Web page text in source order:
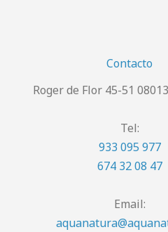
Contacto
Roger de Flor 45-51
Tel:
933 095 977
674 32 08 47
Email: